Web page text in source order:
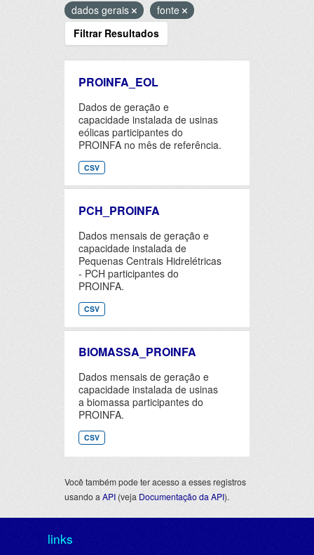
dados gerais
fonte
Filtrar Resultados
PROINFA_EOL
Dados de geração e
capacidade instalada de usinas
eólicas participantes do
PROINFA no mês de referência.
CSV
PCH_PROINFA
Dados mensais de geração e
capacidade instalada de
Pequenas Centrais Hidrelétricas
- PCH participantes do
PROINFA.
CSV
BIOMASSA_PROINFA
Dados mensais de geração e
capacidade instalada de usinas
a biomassa participantes do
PROINFA.
CSV
Você também pode ter acesso a esses registros
usando a API (veja Documentação da API).
links